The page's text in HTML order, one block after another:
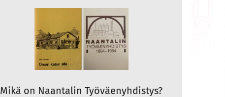
Mikä on Naantalin Työväenyhdistys?